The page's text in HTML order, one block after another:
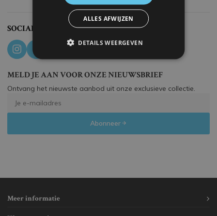
SOCIAL MEDIA
MELD JE AAN VOOR ONZE NIEUWSBRIEF
Ontvang het nieuwste aanbod uit onze exclusieve collectie.
Abonneer
Meer informatie
ALLES AFWIJZEN
DETAILS WEERGEVEN